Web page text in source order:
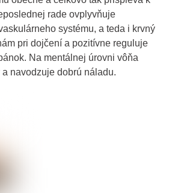
rade ovplyvňuje
systému, a teda i krvný
pri dojčení a pozitívne reguluje
Na mentálnej úrovni vôňa
navodzuje dobrú náladu.